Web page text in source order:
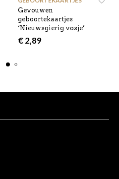
Gevouwen
geboortekaartjes
‘Nieuwsgierig vosje’
€2,89